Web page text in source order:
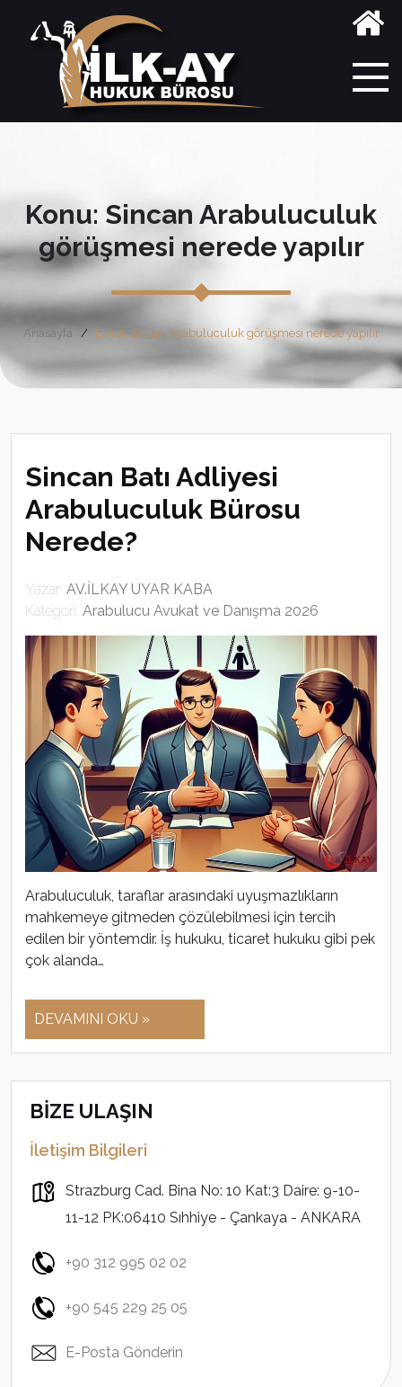
Konu: Sincan Arabuluculuk
görüşmesi nerede yapılır
Anasayfa Etiket: Sincan Arabuluculuk görüşmesi nerede yapılır
Sincan Batı Adliyesi
Arabuluculuk Bürosu
Nerede?
Yazar: AV.İLKAY UYAR KABA
Kategori: Arabulucu Avukat ve Danışma 2026
Arabuluculuk, taraflar arasındaki uyuşmazlıkların
mahkemeye gitmeden çözülebilmesi için tercih
edilen bir yöntemdir. İş hukuku, ticaret hukuku gibi pek
çok alanda…
DEVAMINI OKU »
BİZE ULAŞIN
İletişim Bilgileri
Strazburg Cad. Bina No: 10 Kat:3 Daire: 9-10-
11-12 PK:06410 Sıhhiye - Çankaya - ANKARA
+90 312 995 02 02
+90 545 229 25 05
E-Posta Gönderin